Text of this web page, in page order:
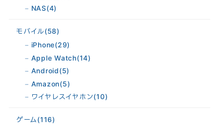
NAS(4)
モバイル(58)
iPhone(29)
Apple Watch(14)
Android(5)
Amazon(5)
ワイヤレスイヤホン(10)
ゲーム(116)